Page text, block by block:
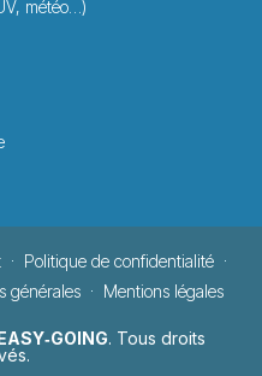
météo…)
Politique de confidentialité
générales Mentions légales
. Tous droits